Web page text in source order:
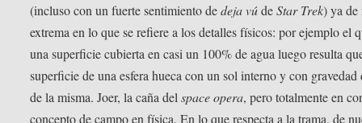
(incluso con un fuerte sentimiento dedeja vúdeStar Trek) ya de
extrema en lo que se refiere a los detalles físicos: por ejemplo el
una superficie cubierta en casi un 100% de agua luego resulta
superficie de una esfera hueca con un sol interno y con gravedad
de la misma. Joer, la caña delspace opera, pero totalmente en
concepto de campo en física. En lo que respecta a la trama, de